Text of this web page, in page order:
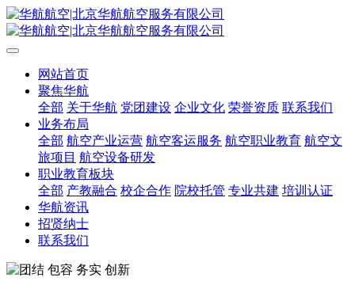
网站首页
聚焦华航
全部 关于华航 党团建设 企业文化 荣誉资质 联系我们
业务布局
全部 航空产业运营 航空客运服务 航空职业教育 航空文
旅项目 航空设备研发
职业教育板块
全部 产教融合 校企合作 院校托管 专业共建 培训认证
华航资讯
招贤纳士
联系我们